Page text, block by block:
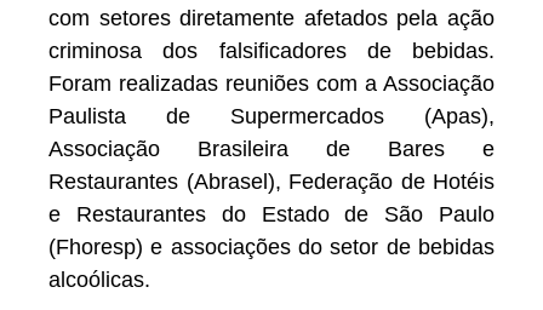
com setores diretamente afetados pela ação
criminosa dos falsificadores de bebidas.
Foram realizadas reuniões com a Associação
Paulista de Supermercados (Apas),
Associação Brasileira de Bares e
Restaurantes (Abrasel), Federação de Hotéis
e Restaurantes do Estado de São Paulo
(Fhoresp) e associações do setor de bebidas
alcoólicas.